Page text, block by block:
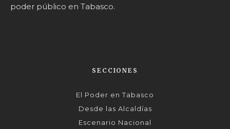
poder público en Tabasco.
SECCIONES
El Poder en Tabasco
Desde las Alcaldías
Escenario Nacional